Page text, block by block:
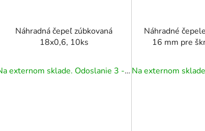
Náhradná čepeľ zúbkovaná
18x0,6, 10ks
Na externom sklade. Odoslanie 3 - 5 prac. dní.
Náhradné
16 mm pre